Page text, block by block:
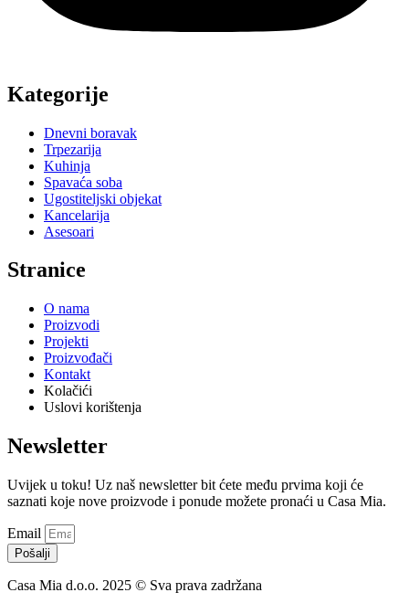
Kategorije
Dnevni boravak
Trpezarija
Kuhinja
Spavaća soba
Ugostiteljski objekat
Kancelarija
Asesoari
Stranice
O nama
Proizvodi
Projekti
Proizvođači
Kontakt
Kolačići
Uslovi korištenja
Newsletter
Uvijek u toku! Uz naš newsletter bit ćete među prvima koji će
saznati koje nove proizvode i ponude možete pronaći u Casa Mia.
Email
Pošalji
Casa Mia d.o.o. 2025 © Sva prava zadržana